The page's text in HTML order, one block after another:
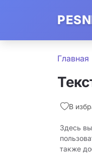
Главная
В
Здесь
также